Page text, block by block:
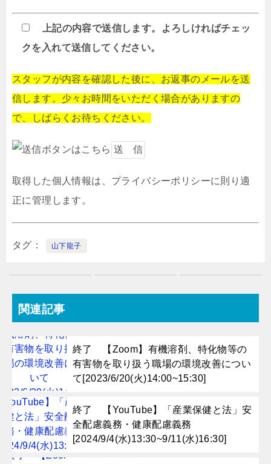
上記の内容で送信します。よろしければチェッ
クを入れて送信してください。
スタッフが内容を確認した後に、お返事のメールを送
信します。少々お時間をいただく場合がありますの
で、しばらくお待ちください。
取得した個人情報は、プライバシーポリシーに則り適
正に管理します。
タグ 山下龍子
関連記事
終了 【Zoom】有機溶剤、特化物等の
有害物を取り扱う職場の環境改善につい
て[2023/6/20(火)14:00~15:30]
終了 【YouTube】「産業保健と法」安
全配慮義務・健康配慮義務
[2024/9/4(水)13:30~9/11(水)16:30]